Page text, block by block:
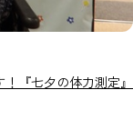
『七夕の体力測定』